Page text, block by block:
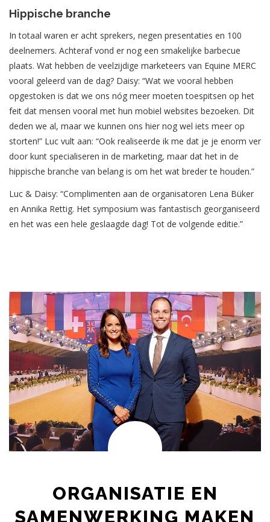
Hippische branche
In totaal waren er acht sprekers, negen presentaties en 100
deelnemers. Achteraf vond er nog een smakelijke barbecue
plaats. Wat hebben de veelzijdige marketeers van Equine MERC
vooral geleerd van de dag? Daisy: “Wat we vooral hebben
opgestoken is dat we ons nóg meer moeten toespitsen op het
feit dat mensen vooral met hun mobiel websites bezoeken. Dit
deden we al, maar we kunnen ons hier nog wel iets meer op
storten!” Luc vult aan: “Ook realiseerde ik me dat je je enorm ver
door kunt specialiseren in de marketing, maar dat het in de
hippische branche van belang is om het wat breder te houden.”
Luc & Daisy: “Complimenten aan de organisatoren Lena Büker
en Annika Rettig. Het symposium was fantastisch georganiseerd
en het was een hele geslaagde dag! Tot de volgende editie.”
ORGANISATIE EN
SAMENWERKING MAKEN